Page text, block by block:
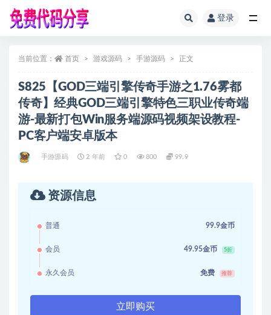
登录
当前位置： 首页 游戏源码 手游源码 正文
S825【GOD三端引擎传奇手游之1.76雾都
传奇】经典GOD三端引擎特色三职业传奇端
游-最新打包Win服务端源码视频架设教程-
PC客户端安卓版本
手游源码 2 年前 0 800 99.9
资源信息
普通 99.9金币
会员 49.95金币 5折
永久会员 免费 推荐
立即购买